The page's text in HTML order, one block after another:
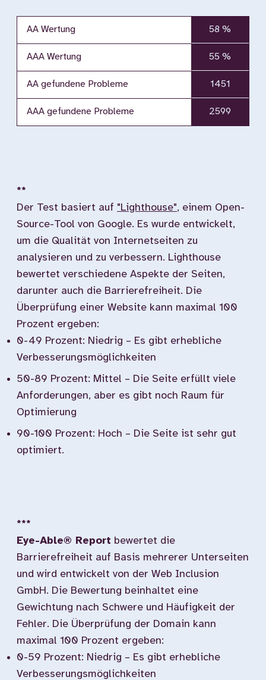
AA Wertung 58 %
AAA Wertung 55 %
AA gefundene Probleme 1451
AAA gefundene Probleme 2599
**
Der Test basiert auf "Lighthouse", einem Open-
Source-Tool von Google. Es wurde entwickelt,
um die Qualität von Internetseiten zu
analysieren und zu verbessern. Lighthouse
bewertet verschiedene Aspekte der Seiten,
darunter auch die Barrierefreiheit. Die
Überprüfung einer Website kann maximal 100
Prozent ergeben:
0-49 Prozent: Niedrig – Es gibt erhebliche
Verbesserungsmöglichkeiten
50-89 Prozent: Mittel – Die Seite erfüllt viele
Anforderungen, aber es gibt noch Raum für
Optimierung
90-100 Prozent: Hoch – Die Seite ist sehr gut
optimiert.
***
Eye-Able® Report bewertet die
Barrierefreiheit auf Basis mehrerer Unterseiten
und wird entwickelt von der Web Inclusion
GmbH. Die Bewertung beinhaltet eine
Gewichtung nach Schwere und Häufigkeit der
Fehler. Die Überprüfung der Domain kann
maximal 100 Prozent ergeben:
0-59 Prozent: Niedrig – Es gibt erhebliche
Verbesserungsmöglichkeiten